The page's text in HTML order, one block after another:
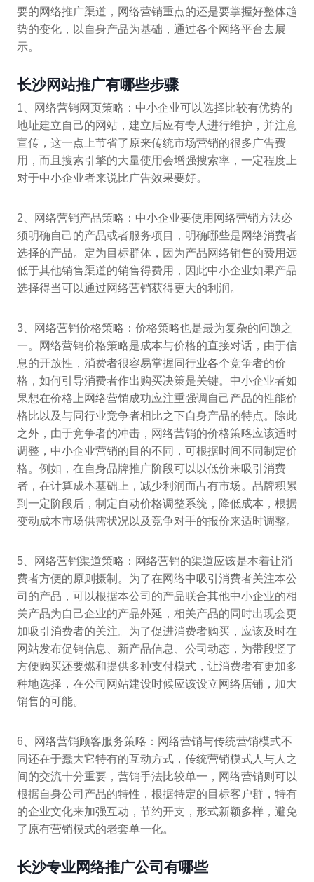
要的网络推广渠道，网络营销重点的还是要掌握好整体趋
势的变化，以自身产品为基础，通过各个网络平台去展
示。
长沙网站推广有哪些步骤
1、网络营销网页策略：中小企业可以选择比较有优势的
地址建立自己的网站，建立后应有专人进行维护，并注意
宣传，这一点上节省了原来传统市场营销的很多广告费
用，而且搜索引擎的大量使用会增强搜索率，一定程度上
对于中小企业者来说比广告效果要好。
2、网络营销产品策略：中小企业要使用网络营销方法必
须明确自己的产品或者服务项目，明确哪些是网络消费者
选择的产品。定为目标群体，因为产品网络销售的费用远
低于其他销售渠道的销售得费用，因此中小企业如果产品
选择得当可以通过网络营销获得更大的利润。
3、网络营销价格策略：价格策略也是最为复杂的问题之
一。网络营销价格策略是成本与价格的直接对话，由于信
息的开放性，消费者很容易掌握同行业各个竞争者的价
格，如何引导消费者作出购买决策是关键。中小企业者如
果想在价格上网络营销成功应注重强调自己产品的性能价
格比以及与同行业竞争者相比之下自身产品的特点。除此
之外，由于竞争者的冲击，网络营销的价格策略应该适时
调整，中小企业营销的目的不同，可根据时间不同制定价
格。例如，在自身品牌推广阶段可以以低价来吸引消费
者，在计算成本基础上，减少利润而占有市场。品牌积累
到一定阶段后，制定自动价格调整系统，降低成本，根据
变动成本市场供需状况以及竞争对手的报价来适时调整。
5、网络营销渠道策略：网络营销的渠道应该是本着让消
费者方便的原则摄制。为了在网络中吸引消费者关注本公
司的产品，可以根据本公司的产品联合其他中小企业的相
关产品为自己企业的产品外延，相关产品的同时出现会更
加吸引消费者的关注。为了促进消费者购买，应该及时在
网站发布促销信息、新产品信息、公司动态，为带段竖了
方便购买还要燃和提供多种支付模式，让消费者有更加多
种地选择，在公司网站建设时候应该设立网络店铺，加大
销售的可能。
6、网络营销顾客服务策略：网络营销与传统营销模式不
同还在于蠢大它特有的互动方式，传统营销模式人与人之
间的交流十分重要，营销手法比较单一，网络营销则可以
根据自身公司产品的特性，根据特定的目标客户群，特有
的企业文化来加强互动，节约开支，形式新颖多样，避免
了原有营销模式的老套单一化。
长沙专业网络推广公司有哪些